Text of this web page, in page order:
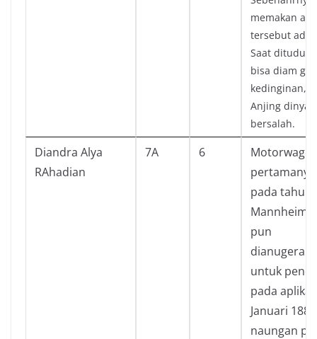
memakan
tersebut
Saat dituduh
bisa diam
kedinginan,
Anjing
bersalah.
Diandra Alya
RAhadian
7A 6
pada tahun
Mannheim,
pun
untuk
pada
Januari
naungan